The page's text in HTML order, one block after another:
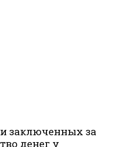
заключенных за
денег у